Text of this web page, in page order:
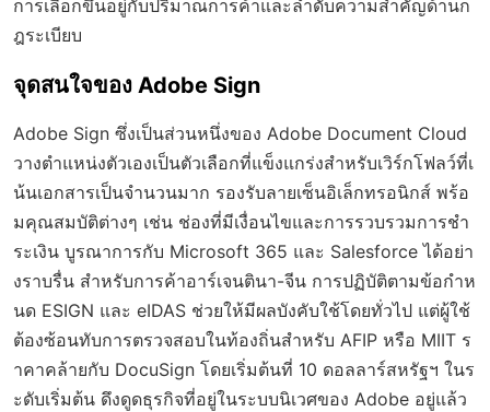
การเลือกขึ้นอยู่กับปริมาณการค้าและลำดับความสำคัญด้านก
ฎระเบียบ
จุดสนใจของ Adobe Sign
Adobe Sign ซึ่งเป็นส่วนหนึ่งของ Adobe Document Cloud
วางตำแหน่งตัวเองเป็นตัวเลือกที่แข็งแกร่งสำหรับเวิร์กโฟลว์ที่เ
น้นเอกสารเป็นจำนวนมาก รองรับลายเซ็นอิเล็กทรอนิกส์ พร้อ
มคุณสมบัติต่างๆ เช่น ช่องที่มีเงื่อนไขและการรวบรวมการชำ
ระเงิน บูรณาการกับ Microsoft 365 และ Salesforce ได้อย่า
งราบรื่น สำหรับการค้าอาร์เจนตินา-จีน การปฏิบัติตามข้อกำห
นด ESIGN และ eIDAS ช่วยให้มีผลบังคับใช้โดยทั่วไป แต่ผู้ใช้
ต้องซ้อนทับการตรวจสอบในท้องถิ่นสำหรับ AFIP หรือ MIIT ร
าคาคล้ายกับ DocuSign โดยเริ่มต้นที่ 10 ดอลลาร์สหรัฐฯ ในร
ะดับเริ่มต้น ดึงดูดธุรกิจที่อยู่ในระบบนิเวศของ Adobe อยู่แล้ว